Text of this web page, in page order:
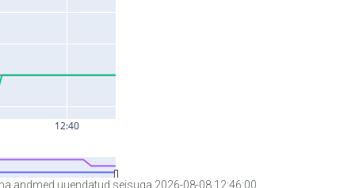
andmed uuendatud seisuga 2026-08-08 12:46:00